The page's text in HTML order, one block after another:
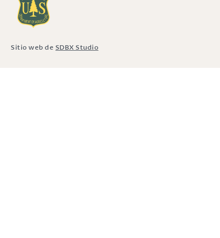
Sitio web de SDBX Studio